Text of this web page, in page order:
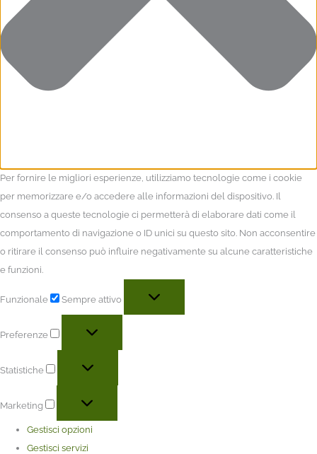
Per fornire le migliori esperienze, utilizziamo tecnologie come i cookie
per memorizzare e/o accedere alle informazioni del dispositivo. Il
consenso a queste tecnologie ci permetterà di elaborare dati come il
comportamento di navigazione o ID unici su questo sito. Non acconsentire
o ritirare il consenso può influire negativamente su alcune caratteristiche
e funzioni.
Funzionale Sempre attivo
Preferenze
Statistiche
Marketing
Gestisci opzioni
Gestisci servizi